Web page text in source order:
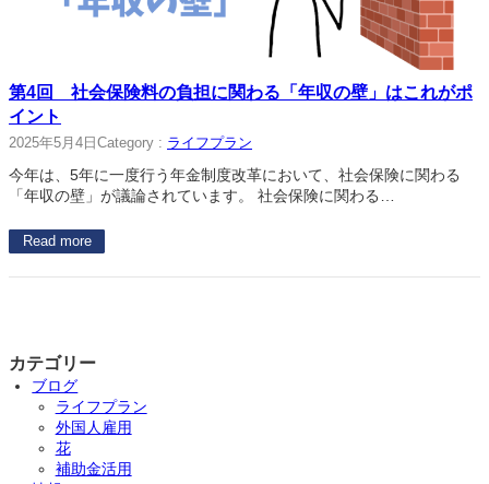
第4回 社会保険料の負担に関わる「年収の壁」はこれがポ
イント
2025年5月4日 Category : ライフプラン
今年は、5年に一度行う年金制度改革において、社会保険に関わる
「年収の壁」が議論されています。 社会保険に関わる…
Read more
カテゴリー
ブログ
ライフプラン
外国人雇用
花
補助金活用